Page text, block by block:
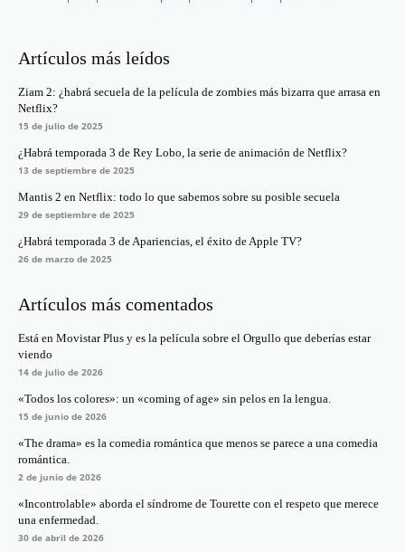
Artículos más leídos
Ziam 2: ¿habrá secuela de la película de zombies más bizarra que arrasa en
Netflix?
15 de julio de 2025
¿Habrá temporada 3 de Rey Lobo, la serie de animación de Netflix?
13 de septiembre de 2025
Mantis 2 en Netflix: todo lo que sabemos sobre su posible secuela
29 de septiembre de 2025
¿Habrá temporada 3 de Apariencias, el éxito de Apple TV?
26 de marzo de 2025
Artículos más comentados
Está en Movistar Plus y es la película sobre el Orgullo que deberías estar
viendo
14 de julio de 2026
«Todos los colores»: un «coming of age» sin pelos en la lengua.
15 de junio de 2026
«The drama» es la comedia romántica que menos se parece a una comedia
romántica.
2 de junio de 2026
«Incontrolable» aborda el síndrome de Tourette con el respeto que merece
una enfermedad.
30 de abril de 2026